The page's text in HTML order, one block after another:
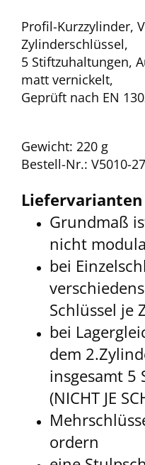
Profil-Kurzzylinder,
Zylinderschlüssel,
5 Stiftzuhaltungen,
matt vernickelt,
Geprüft nach EN
Gewicht: 220 g
Bestell-Nr.: V5010-
Grundmaß
nicht
bei
Schlüssel je
bei
dem
insgesamt 5
(NICHT JE
ordern